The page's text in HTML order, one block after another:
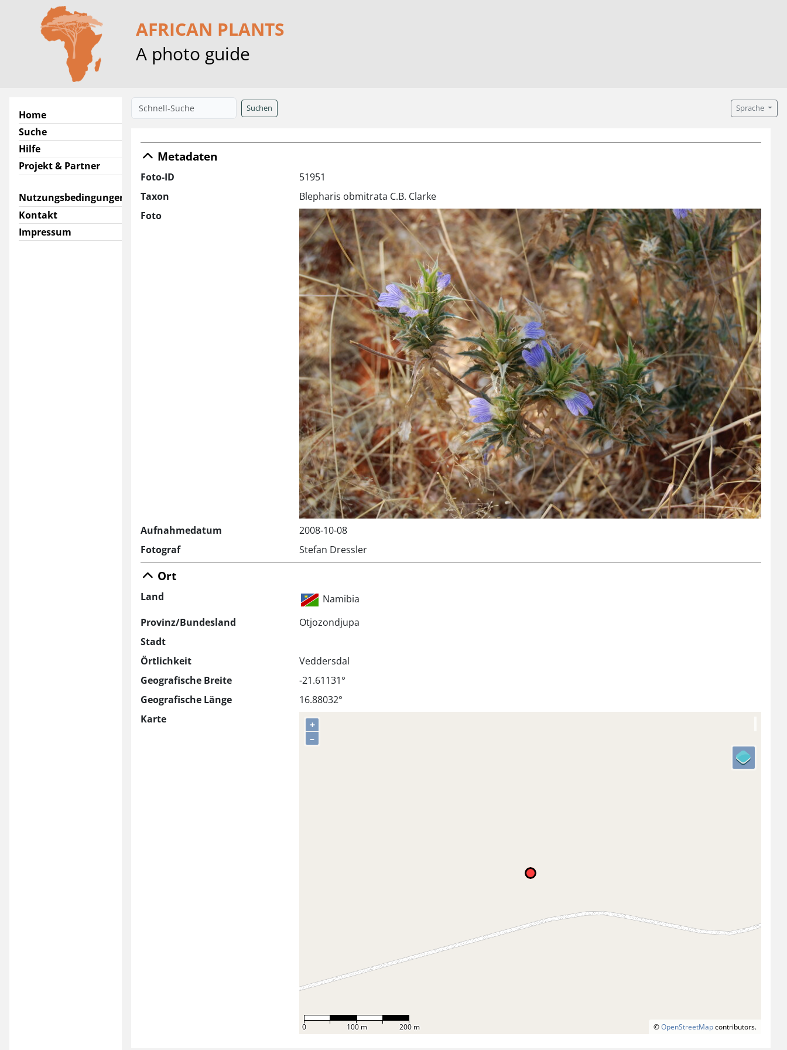
AFRICAN PLANTS
A photo guide
Home
Suche
Hilfe
Projekt & Partner
Nutzungsbedingungen
Kontakt
Impressum
Suchen Sprache
Metadaten
Foto-ID
51951
Taxon
Blepharis obmitrata C.B. Clarke
Foto
Aufnahmedatum
2008-10-08
Fotograf
Stefan Dressler
Ort
Land
Namibia
Provinz/Bundesland
Otjozondjupa
Stadt
Örtlichkeit
Veddersdal
Geografische Breite
-21.61131°
Geografische Länge
16.88032°
Karte
+
–
©OpenStreetMapcontributors.
0 100 m 200 m